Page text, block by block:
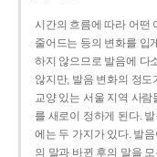
시간의 흐름에 따라 어떤
줄어드는 등의 변화를 입
하지 않으므로 발음에 다
않지만, 발음 변화의 정도
교양 있는 서울 지역 사
를 새로이 정하게 된다.
에는 두 가지가 있다. 발
의 말과 바뀐 후의 말을